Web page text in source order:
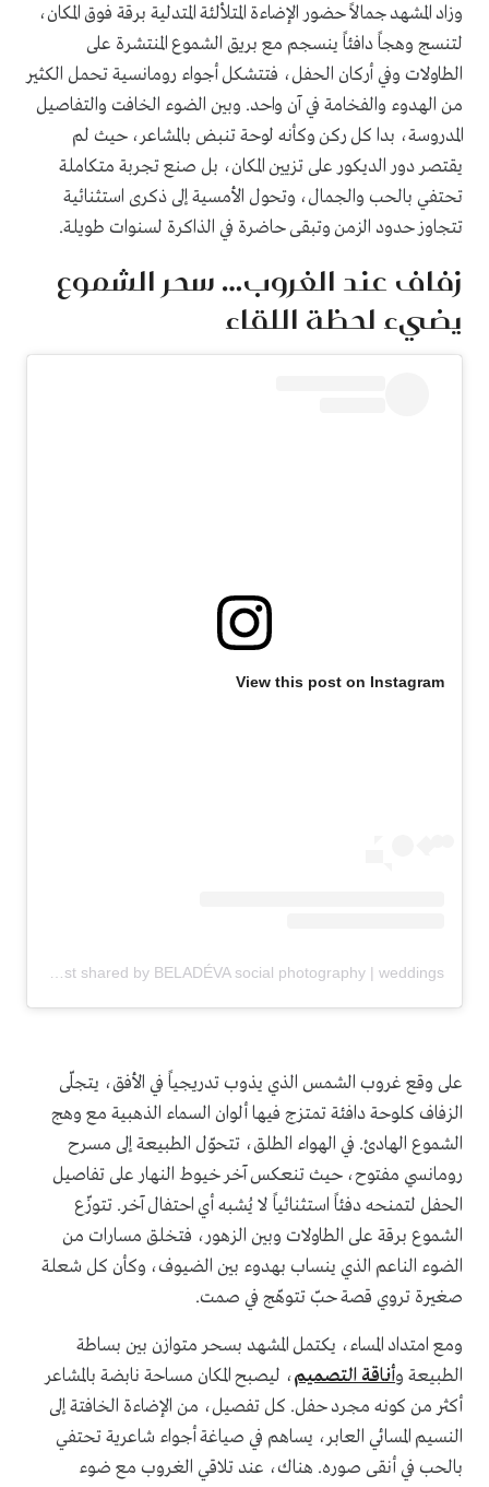
وزاد المشهد جمالاً حضور الإضاءة المتلألئة المتدلية برقة فوق المكان،
لتنسج وهجاً دافئاً ينسجم مع بريق الشموع المنتشرة على
الطاولات وفي أركان الحفل، فتتشكل أجواء رومانسية تحمل الكثير
من الهدوء والفخامة في آن واحد. وبين الضوء الخافت والتفاصيل
المدروسة، بدا كل ركن وكأنه لوحة تنبض بالمشاعر، حيث لم
يقتصر دور الديكور على تزيين المكان، بل صنع تجربة متكاملة
تحتفي بالحب والجمال، وتحول الأمسية إلى ذكرى استثنائية
تتجاوز حدود الزمن وتبقى حاضرة في الذاكرة لسنوات طويلة.
زفاف عند الغروب… سحر الشموع
يضيء لحظة اللقاء
View this post on Instagram
على وقع غروب الشمس الذي يذوب تدريجياً في الأفق، يتجلّى
الزفاف كلوحة دافئة تمتزج فيها ألوان السماء الذهبية مع وهج
الشموع الهادئ. في الهواء الطلق، تتحوّل الطبيعة إلى مسرح
رومانسي مفتوح، حيث تنعكس آخر خيوط النهار على تفاصيل
الحفل لتمنحه دفئاً استثنائياً لا يُشبه أي احتفال آخر. تتوزّع
الشموع برقة على الطاولات وبين الزهور، فتخلق مسارات من
الضوء الناعم الذي ينساب بهدوء بين الضيوف، وكأن كل شعلة
صغيرة تروي قصة حبّ تتوهّج في صمت.
ومع امتداد المساء، يكتمل المشهد بسحر متوازن بين بساطة
الطبيعة وأناقة التصميم، ليصبح المكان مساحة نابضة بالمشاعر
أكثر من كونه مجرد حفل. كل تفصيل، من الإضاءة الخافتة إلى
النسيم المسائي العابر، يساهم في صياغة أجواء شاعرية تحتفي
بالحب في أنقى صوره. هناك، عند تلاقي الغروب مع ضوء